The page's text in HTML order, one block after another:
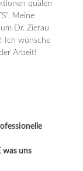
quälen
Meine
Dr. Zierau
Ich wünsche
Arbeit!
was uns